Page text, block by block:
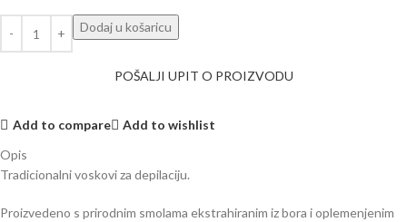
Dodaj u košaricu
POŠALJI UPIT O PROIZVODU
Add to compare
Add to wishlist
Opis
Tradicionalni voskovi za depilaciju.
Proizvedeno s prirodnim smolama ekstrahiranim iz bora i oplemenjenim